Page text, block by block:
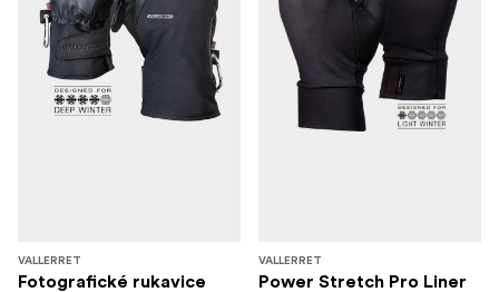
VALLERRET
Fotografické rukavice
VALLERRET
Power Stretch Pro Liner